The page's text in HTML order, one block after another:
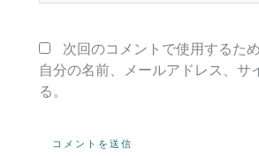
次回のコメントで使用するた
自分の名前、メールアドレス、サ
る。